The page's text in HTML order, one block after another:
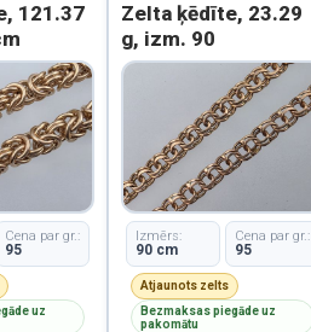
121.37
Cena par gr.:
95
uz
Zelta ķēdīte, 23.29
g, izm. 90
Izmērs:
90 cm
Cena par gr.:
95
Atjaunots zelts
Bezmaksas piegāde uz
pakomātu